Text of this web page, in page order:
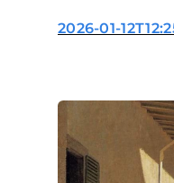
della
2026-01-